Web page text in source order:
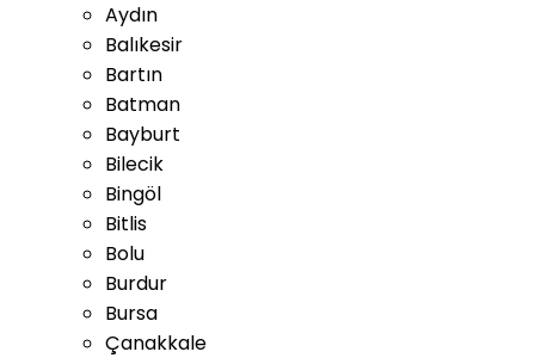
Aydın
Balıkesir
Bartın
Batman
Bayburt
Bilecik
Bingöl
Bitlis
Bolu
Burdur
Bursa
Çanakkale